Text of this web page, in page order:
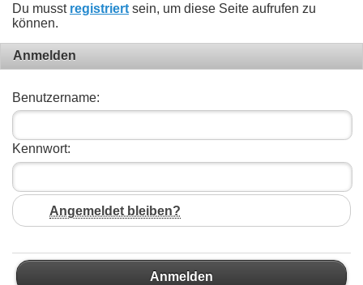
Du musst registriert sein, um diese Seite aufrufen zu
können.
Anmelden
Benutzername:
Kennwort:
Angemeldet bleiben?
Anmelden